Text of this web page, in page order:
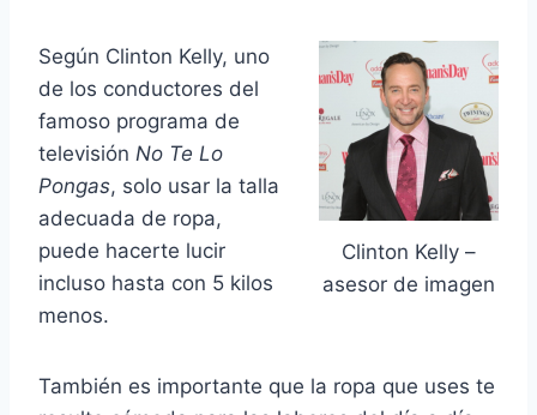
Clinton Kelly –
asesor de imagen
Según Clinton Kelly, uno
de los conductores del
famoso programa de
televisión No Te Lo
Pongas, solo usar la talla
adecuada de ropa,
puede hacerte lucir
incluso hasta con 5 kilos
menos.
También es importante que la ropa que uses te